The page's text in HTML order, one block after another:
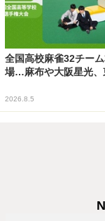
全国高校麻雀32チー
場…麻布や大阪星光、
2026.8.5